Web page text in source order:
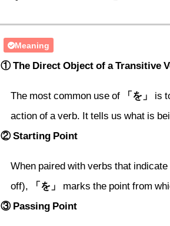
Meaning
① The Direct Object of a Transitive
The most common use of 「を」
is
action of a verb. It tells us what is
② Starting Point
When paired with verbs that
off),
「を」
marks the point from
③ Passing Point